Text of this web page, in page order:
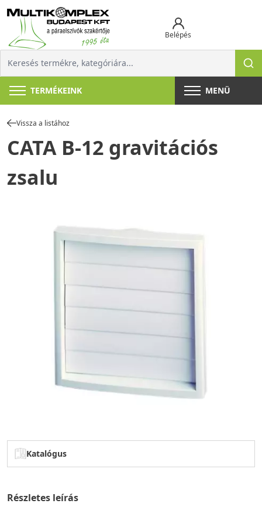
Belépés
TERMÉKEINK MENÜ
Vissza a listához
CATA B-12 gravitációs
zsalu
Katalógus
Részletes leírás